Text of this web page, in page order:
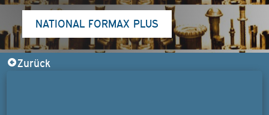
NATIONAL FORMAX PLUS
Zurück